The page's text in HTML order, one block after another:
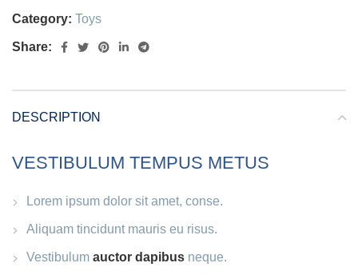
Category: Toys
Share:
DESCRIPTION
VESTIBULUM TEMPUS METUS
Lorem ipsum dolor sit amet, conse.
Aliquam tincidunt mauris eu risus.
Vestibulum auctor dapibus neque.